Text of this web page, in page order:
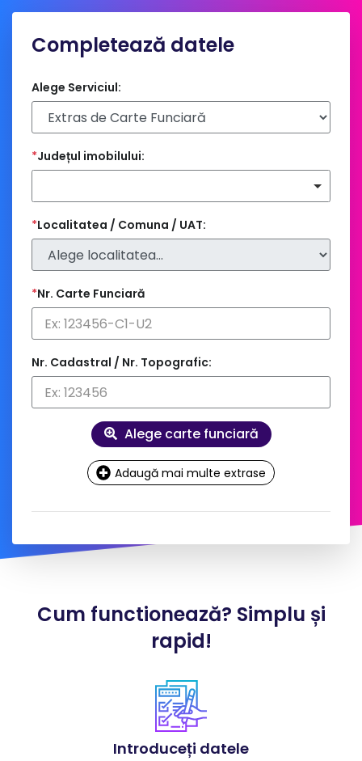
Completează datele
Alege Serviciul:
*Județul imobilului:
*Localitatea / Comuna / UAT:
*Nr. Carte Funciară
Nr. Cadastral / Nr. Topografic:
Alege carte funciară
Adaugă mai multe extrase
Datecontact și facturare
Nume client:
Cum functionează? Simplu și
rapid!
Introduceți datele